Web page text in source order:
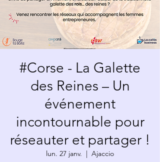
#Corse - La Galette
des Reines – Un
événement
incontournable pour
réseauter et partager !
lun. 27 janv.
  |
Ajaccio